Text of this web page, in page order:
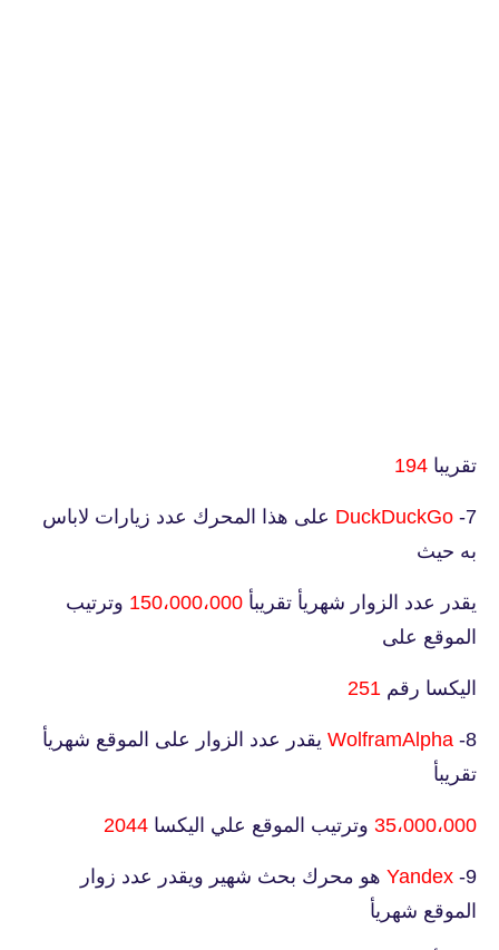
تقريبا 194
7-
DuckDuckGo على هذا المحرك عدد زيارات لاباس
به حيث
يقدر عدد الزوار شهريأ تقريبأ 150،000،000 وترتيب
الموقع على
اليكسا رقم 251
8-
WolframAlpha يقدر عدد الزوار على الموقع شهريأ
تقريبأ
35،000،000 وترتيب الموقع علي اليكسا 2044
9-
Yandex هو محرك بحث شهير ويقدر عدد زوار
الموقع شهريأ